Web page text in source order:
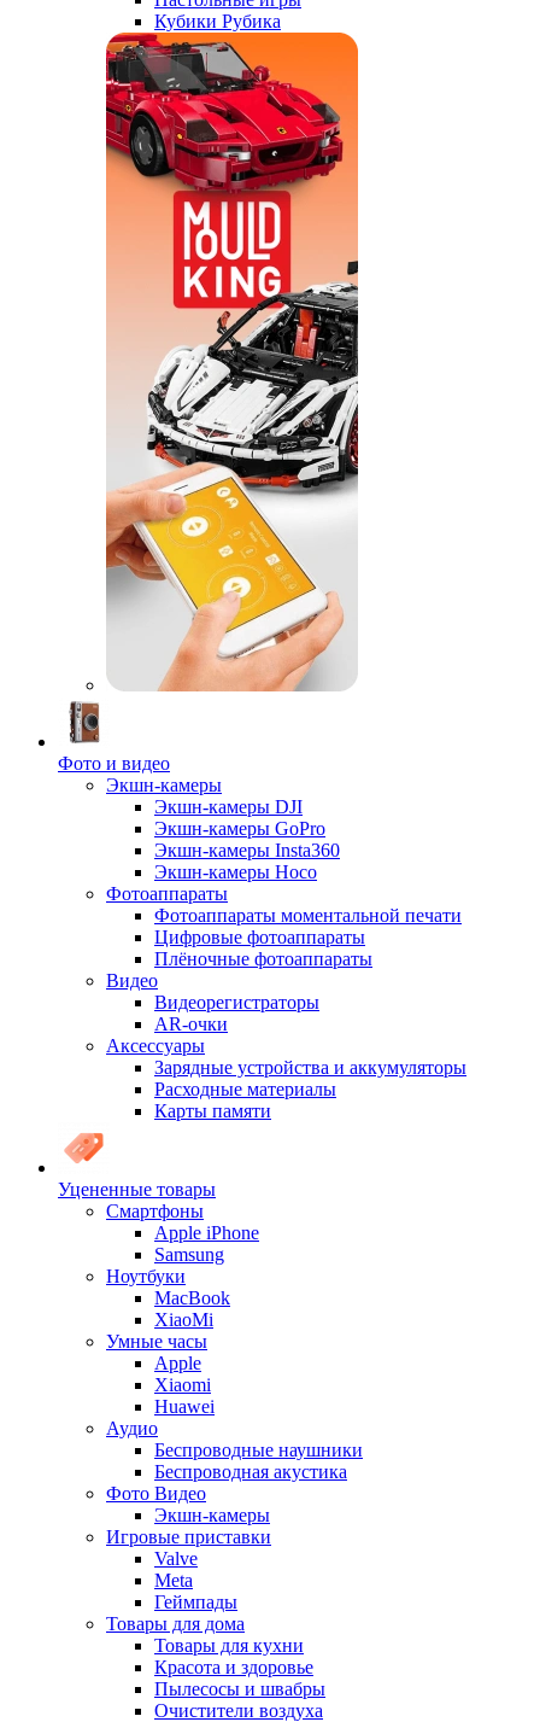
Кубики Рубика
Фото и видео
Экшн-камеры
Экшн-камеры DJI
Экшн-камеры GoPro
Экшн-камеры Insta360
Экшн-камеры Hoco
Фотоаппараты
Фотоаппараты моментальной печати
Цифровые фотоаппараты
Плёночные фотоаппараты
Видео
Видеорегистраторы
AR-очки
Аксессуары
Зарядные устройства и аккумуляторы
Расходные материалы
Карты памяти
Уцененные товары
Cмартфоны
Apple iPhone
Samsung
Ноутбуки
MacBook
XiaoMi
Умные часы
Apple
Xiaomi
Huawei
Аудио
Беспроводные наушники
Беспроводная акустика
Фото Видео
Экшн-камеры
Игровые приставки
Valve
Meta
Геймпады
Товары для дома
Товары для кухни
Красота и здоровье
Пылесосы и швабры
Очистители воздуха